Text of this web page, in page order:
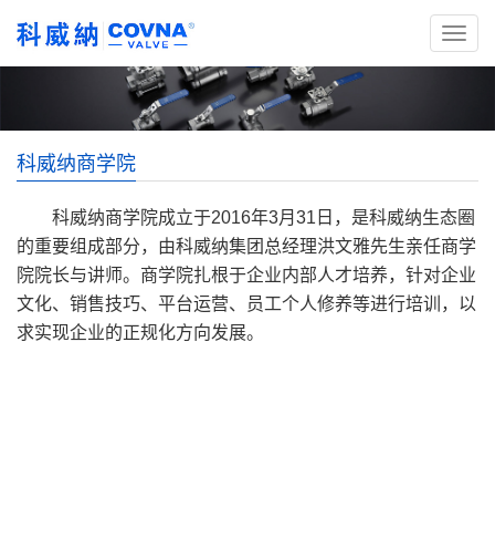
科威纳商学院
科威纳商学院成立于2016年3月31日，是科威纳生态圈
的重要组成部分，由科威纳集团总经理洪文雅先生亲任商学
院院长与讲师。商学院扎根于企业内部人才培养，针对企业
文化、销售技巧、平台运营、员工个人修养等进行培训，以
求实现企业的正规化方向发展。